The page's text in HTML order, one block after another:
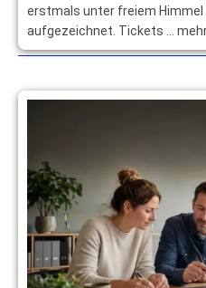
erstmals unter freiem Himmel
aufgezeichnet. Tickets …